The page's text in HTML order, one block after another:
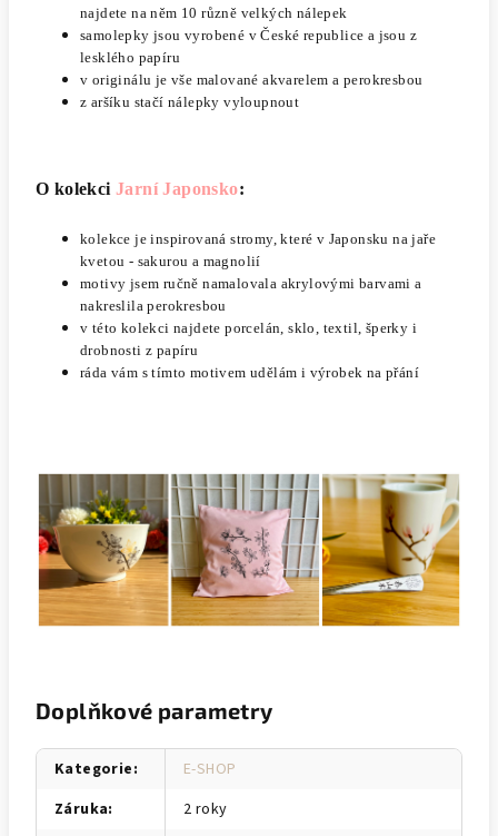
najdete na něm 10 různě velkých nálepek
samolepky jsou vyrobené v České republice a jsou z
lesklého papíru
v originálu je vše malované akvarelem a perokresbou
z aršíku stačí nálepky vyloupnout
O kolekciJarní Japonsko:
kolekce je inspirovaná stromy, které v Japonsku na jaře
kvetou - sakurou a magnolií
motivy jsem ručně namalovala akrylovými barvami a
nakreslila perokresbou
v této kolekci najdete porcelán, sklo, textil, šperky i
drobnosti z papíru
ráda vám s tímto motivem udělám i výrobek na přání
Doplňkové parametry
Kategorie:
E-SHOP
Záruka:
2 roky